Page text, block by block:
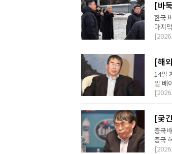
[바
한국
마지
[해
14일
일 베
[궂
중국
중국